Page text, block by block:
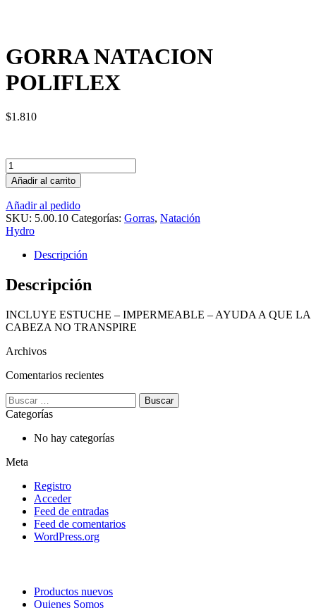
GORRA NATACION
POLIFLEX
$1.810
Cantidad
Añadir al carrito
Añadir al pedido
SKU: 5.00.10 Categorías: Gorras, Natación
Hydro
Descripción
Descripción
INCLUYE ESTUCHE – IMPERMEABLE – AYUDA A QUE LA
CABEZA NO TRANSPIRE
Archivos
Comentarios recientes
Buscar:
Categorías
No hay categorías
Meta
Registro
Acceder
Feed de entradas
Feed de comentarios
WordPress.org
Productos nuevos
Quienes Somos